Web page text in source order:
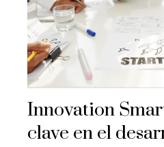
Innovation
clave en el